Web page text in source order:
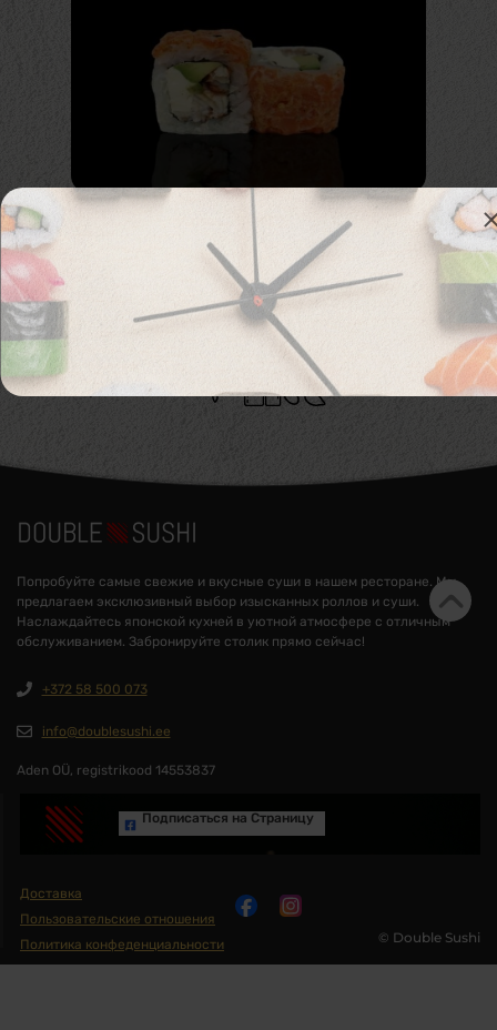
211. Sobu maki
Лосось, угорь, крем сыр, авокадо, острый соус
Аллергены :
Попробуйте самые свежие и вкусные суши в нашем ресторане. Мы
предлагаем эксклюзивный выбор изысканных роллов и суши.
Наслаждайтесь японской кухней в уютной атмосфере с отличным
обслуживанием. Забронируйте столик прямо сейчас!
+372 58 500 073
info@doublesushi.ee
Aden OÜ, registrikood 14553837
Подписаться на Cтраницу
Доставка
Пользовательские отношения
Политика конфеденциальности
© Double Sushi